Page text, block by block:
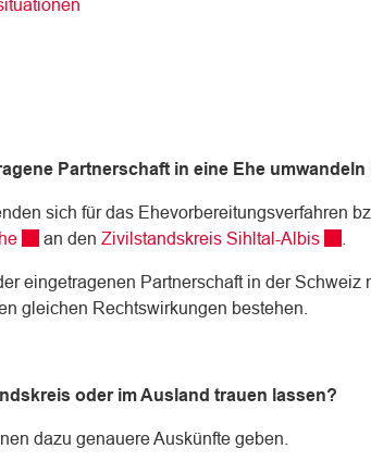
Partnerschaft in eine Ehe umwandeln
sich für das Ehevorbereitungsverfahren
Externer Link wird in einem neuen Fenster
an den Zivilstandskreis Sihltal-Albis
eingetragenen Partnerschaft in der Schweiz
gleichen Rechtswirkungen bestehen.
oder im Ausland trauen lassen?
wird in einem neuen Fenster geöffnet.
dazu genauere Auskünfte geben.